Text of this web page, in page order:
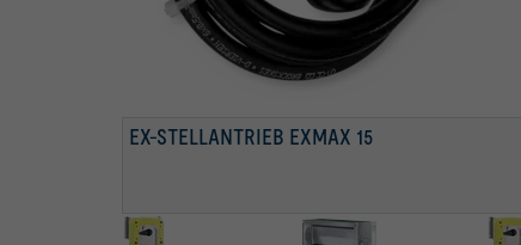
EX-STELLANTRIEB EXMAX 15
ENDSCHALTER